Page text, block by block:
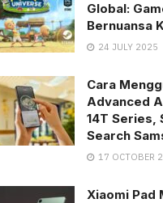
Global:
Bernuansa
24 JULY 2025
Cara
Advanced
14T Series,
Search
17 OCTOBER
Xiaomi Pad